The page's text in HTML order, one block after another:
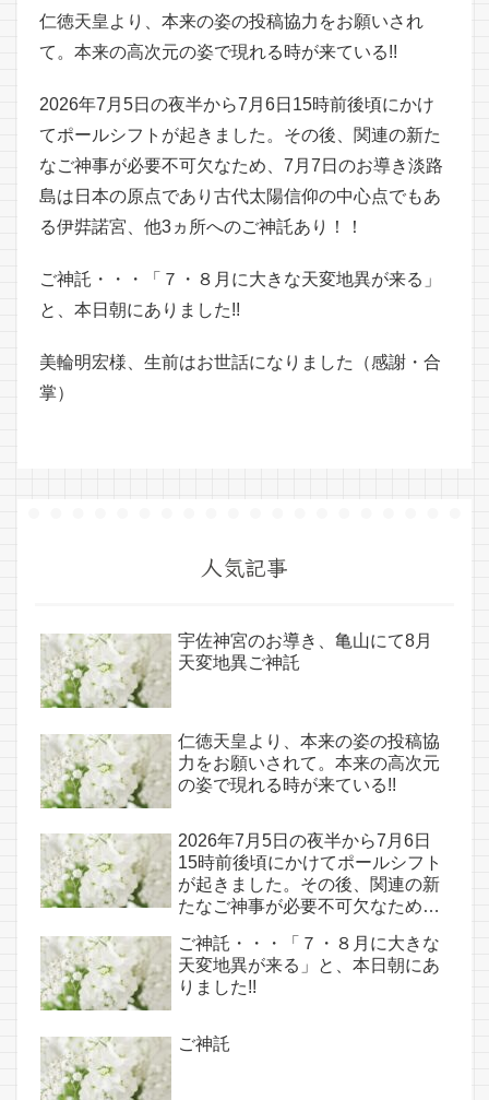
仁徳天皇より、本来の姿の投稿協力をお願いされ
て。本来の高次元の姿で現れる時が来ている!!
2026年7月5日の夜半から7月6日15時前後頃にかけ
てポールシフトが起きました。その後、関連の新た
なご神事が必要不可欠なため、7月7日のお導き淡路
島は日本の原点であり古代太陽信仰の中心点でもあ
る伊弉諾宮、他3ヵ所へのご神託あり！！
ご神託・・・「７・８月に大きな天変地異が来る」
と、本日朝にありました!!
美輪明宏様、生前はお世話になりました（感謝・合
掌）
人気記事
宇佐神宮のお導き、亀山にて8月
天変地異ご神託
仁徳天皇より、本来の姿の投稿協
力をお願いされて。本来の高次元
の姿で現れる時が来ている!!
2026年7月5日の夜半から7月6日
15時前後頃にかけてポールシフト
が起きました。その後、関連の新
たなご神事が必要不可欠なため、
点であり古代太陽信仰の中心点で
もある伊弉諾宮、他3ヵ所へのご
神託あり！！
ご神託・・・「７・８月に大きな
天変地異が来る」と、本日朝にあ
りました!!
ご神託